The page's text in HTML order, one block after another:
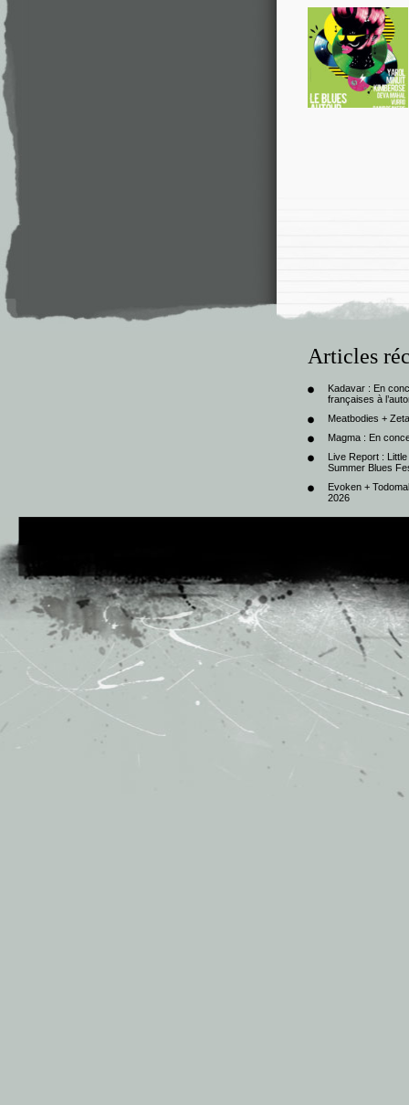
Articles
Kadavar : En
françaises à
Meatbodies +
Magma : En
Live Report :
Summer Blues
Evoken +
2026